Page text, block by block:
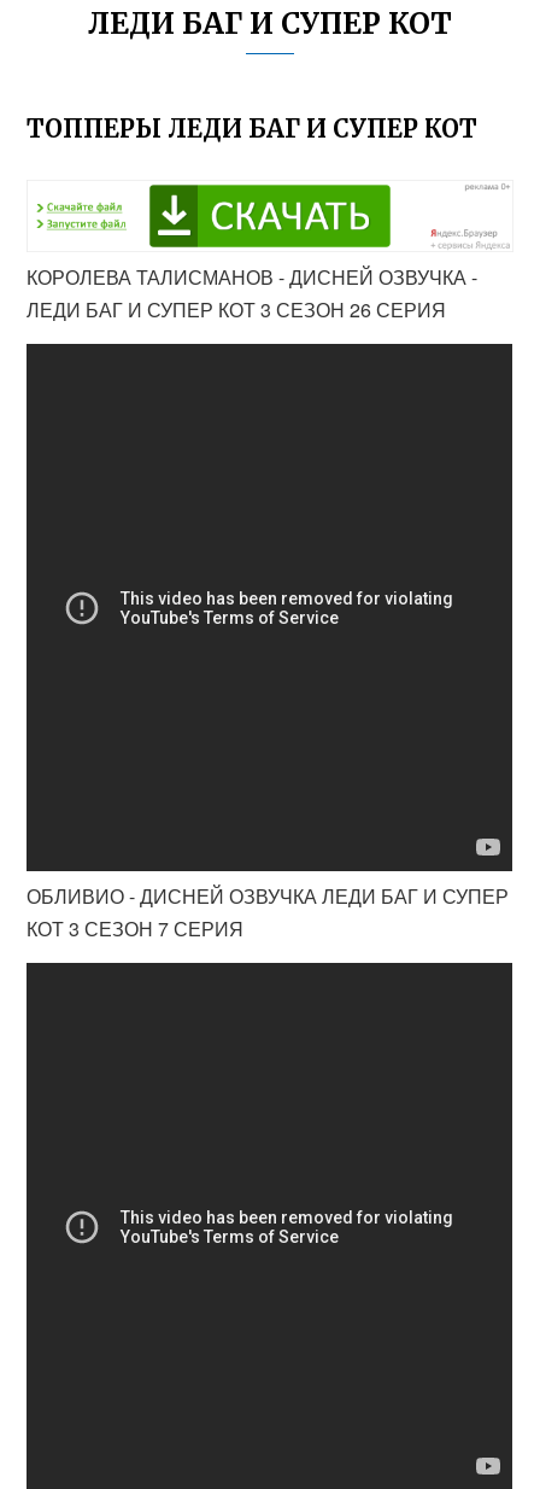
ЛЕДИ БАГ И СУПЕР КОТ
ТОППЕРЫ ЛЕДИ БАГ И СУПЕР КОТ
КОРОЛЕВА ТАЛИСМАНОВ - ДИСНЕЙ ОЗВУЧКА -
ЛЕДИ БАГ И СУПЕР КОТ 3 СЕЗОН 26 СЕРИЯ
ОБЛИВИО - ДИСНЕЙ ОЗВУЧКА ЛЕДИ БАГ И СУПЕР
КОТ 3 СЕЗОН 7 СЕРИЯ